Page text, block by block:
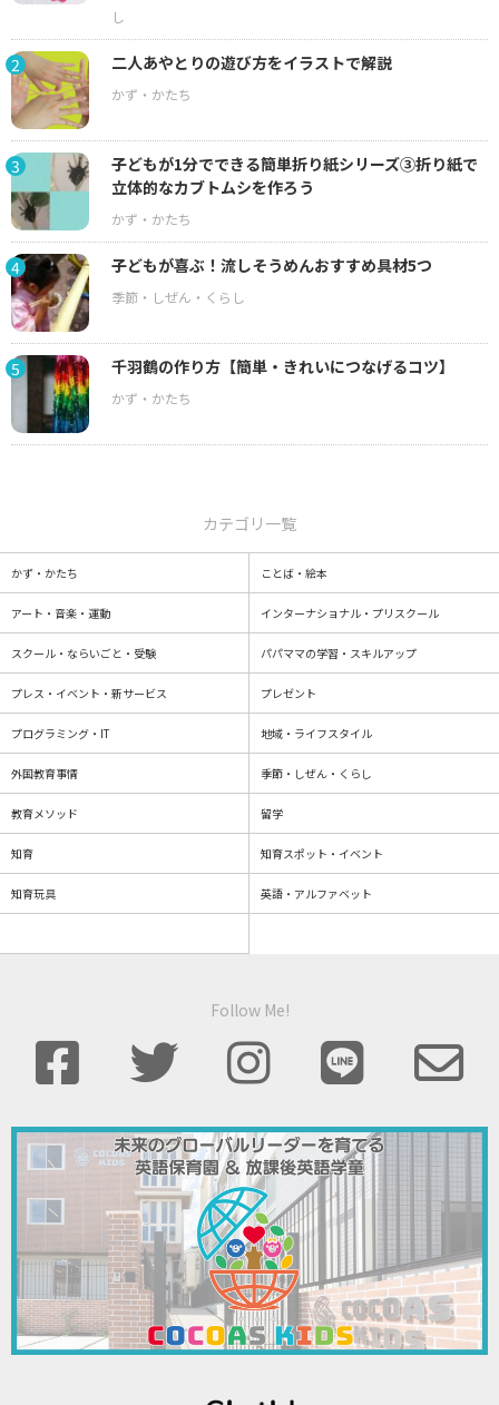
2 二人あやとりの遊び方をイラストで解説
3
子どもが1分でできる簡単折り紙シリーズ③折り紙で
立体的なカブトムシを作ろう
4 子どもが喜ぶ！流しそうめんおすすめ具材5つ
5 千羽鶴の作り方【簡単・きれいにつなげるコツ】
カテゴリ一覧
かず・かたち ことば・絵本
アート・音楽・運動 インターナショナル・プリスクール
スクール・ならいごと・受験 パパママの学習・スキルアップ
プレス・イベント・新サービス プレゼント
プログラミング・IT 地域・ライフスタイル
外国教育事情 季節・しぜん・くらし
教育メソッド 留学
知育 知育スポット・イベント
知育玩具 英語・アルファベット
Follow Me!